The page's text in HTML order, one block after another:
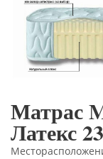
Матрас
Латекс 23